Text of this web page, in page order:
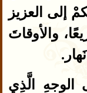
إلى العزيز
والأوقاتَ
الوجهِ الَّذِي